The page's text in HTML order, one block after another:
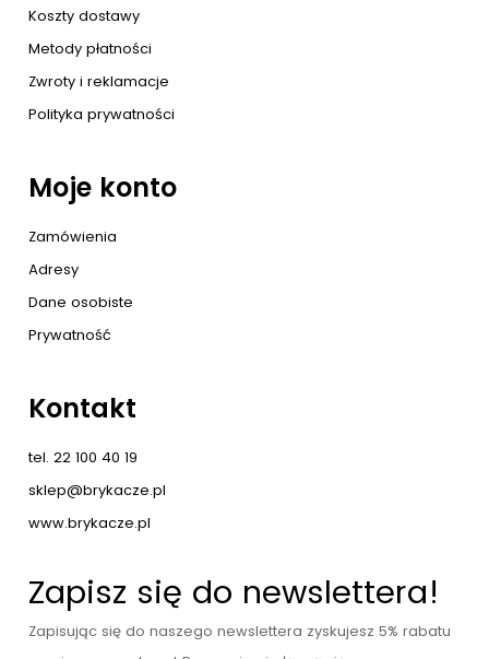
Koszty dostawy
Metody płatności
Zwroty i reklamacje
Polityka prywatności
Moje konto
Zamówienia
Adresy
Dane osobiste
Prywatność
Kontakt
tel. 22 100 40 19
sklep@brykacze.pl
www.brykacze.pl
Zapisz się do newslettera!
Zapisując się do naszego newslettera zyskujesz 5% rabatu